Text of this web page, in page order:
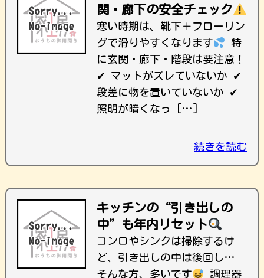
関・廊下の安全チェック
寒い時期は、靴下＋フローリン
グで滑りやすくなります
特
に玄関・廊下・階段は要注意！
✔ マットがズレていないか ✔
段差に物を置いていないか ✔
照明が暗くなっ […]
続きを読む
キッチンの“引き出しの
中”も年内リセット
コンロやシンクは掃除するけ
ど、引き出しの中は後回し…
そんな方、多いです
調理器